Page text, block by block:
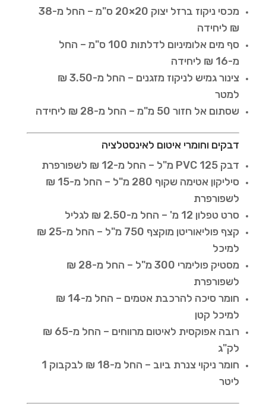
מכסי ניקוז ברזל יצוק 20×20 ס"מ – החל מ-38
₪ ליחידה
סף מים אלומיניום לדלתות 100 ס"מ – החל
מ-16 ₪ ליחידה
צינור גמיש לניקוז מזגנים – החל מ-3.50 ₪
למטר
שסתום אל חזור 50 מ"מ – החל מ-28 ₪ ליחידה
דבקים וחומרי איטום לאינסטלציה
דבק PVC 125 מ"ל – החל מ-12 ₪ לשפורפרת
סיליקון אטימה שקוף 280 מ"ל – החל מ-15 ₪
לשפורפרת
סרט טפלון 12 מ' – החל מ-2.50 ₪ לגליל
קצף פוליאוריטן מוקצף 750 מ"ל – החל מ-25 ₪
למיכל
מסטיק פולימרי 300 מ"ל – החל מ-28 ₪
לשפורפרת
חומר סיכה להרכבת אטמים – החל מ-14 ₪
למיכל קטן
רובה אפוקסית לאיטום מרווחים – החל מ-65 ₪
לק"ג
חומר ניקוי צנרת ביוב – החל מ-18 ₪ לבקבוק 1
ליטר